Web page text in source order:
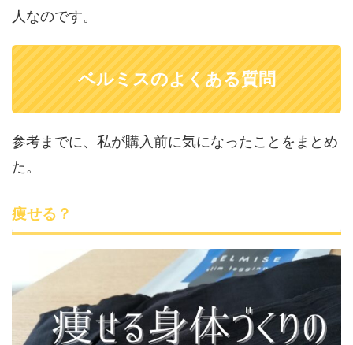
人なのです。
ベルミスのよくある質問
参考までに、私が購入前に気になったことをまとめ
た。
痩せる？